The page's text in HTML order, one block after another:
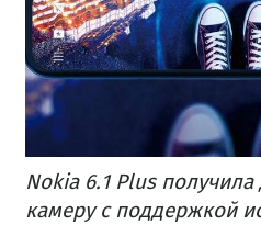
Nokia 6.1 Plus
камеру с поддержкой